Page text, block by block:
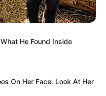
He Found Inside
On Her Face. Look At Her